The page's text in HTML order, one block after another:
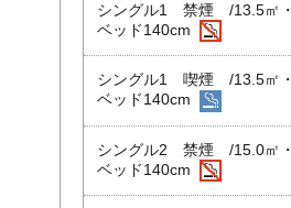
シングル1 禁煙 /13.5㎡・
ベッド140cm
シングル1 喫煙 /13.5㎡・
ベッド140cm
シングル2 禁煙 /15.0㎡・
ベッド140cm